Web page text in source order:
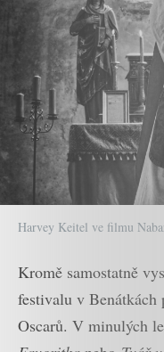
Harvey Keitel ve filmu
Kromě samostatně
festivalu v Benátkách
Oscarů. V minulých